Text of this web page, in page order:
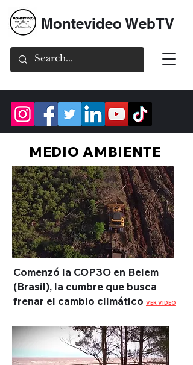
Montevideo WebTV
MEDIO AMBIENTE
Comenzó la COP3O en Belem
(Brasil), la cumbre que busca
frenar el cambio climático VER VIDEO